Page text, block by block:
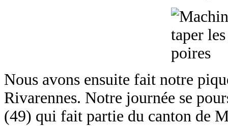
Nous avons ensuite fait notre
Rivarennes. Notre journée se
(49) qui fait partie du canton de